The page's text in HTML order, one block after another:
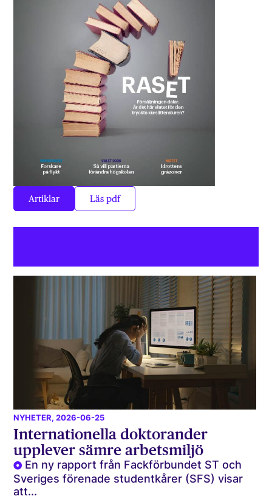
Artiklar Läs pdf
NYHETER, 2026-06-25
Internationella doktorander
upplever sämre arbetsmiljö
En ny rapport från Fackförbundet ST och
Sveriges förenade studentkårer (SFS) visar
att...